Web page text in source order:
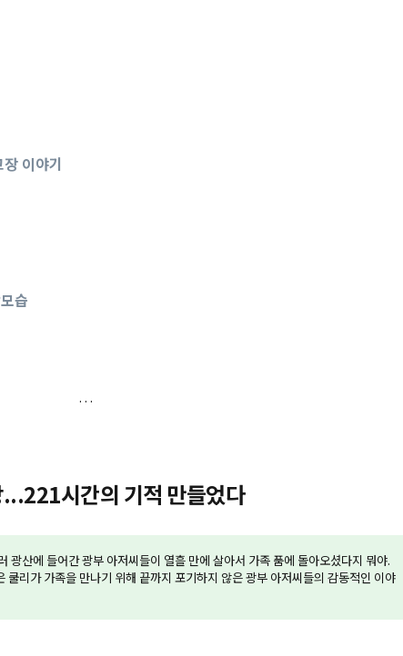
이야기
습
시간의 기적 만들었다
광산에 들어간 광부 아저씨들이 열흘 만에 살아서 가족 품에 돌아오셨다지 뭐야.
쿨리가 가족을 만나기 위해 끝까지 포기하지 않은 광부 아저씨들의 감동적인 이야